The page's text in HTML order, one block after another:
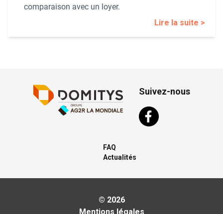
comparaison avec un loyer.
Lire la suite >
Suivez-nous
FAQ
Actualités
© 2026
Mentions légales